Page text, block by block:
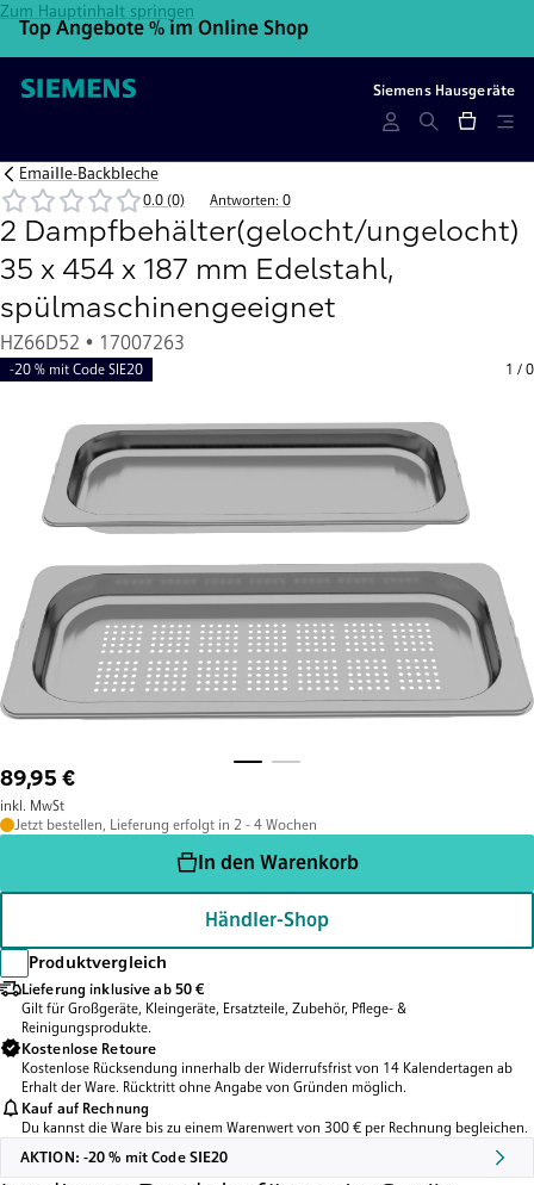
Zum Hauptinhalt springen
Top Angebote % im Online Shop
Siemens Hausgeräte
Emaille-Backbleche
2 Dampfbehälter(gelocht/ungelocht)
35 x 454 x 187 mm Edelstahl,
spülmaschinengeeignet
HZ66D52 • 17007263
0.0 (0) Antworten: 0
-20 % mit Code SIE20 1 / 0
89,95 €
inkl. MwSt
Jetzt bestellen, Lieferung erfolgt in 2 - 4 Wochen
In den Warenkorb
Händler-Shop
Produktvergleich
Lieferung inklusive ab 50 €
Gilt für Großgeräte, Kleingeräte, Ersatzteile, Zubehör, Pflege- &
Reinigungsprodukte.
Kostenlose Retoure
Kostenlose Rücksendung innerhalb der Widerrufsfrist von 14 Kalendertagen ab
Erhalt der Ware. Rücktritt ohne Angabe von Gründen möglich.
Kauf auf Rechnung
Du kannst die Ware bis zu einem Warenwert von 300 € per Rechnung begleichen.
AKTION: -20 % mit Code SIE20